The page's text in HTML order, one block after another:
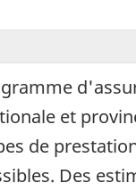
et
de
Des